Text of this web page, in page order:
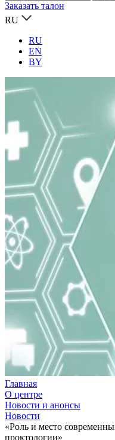
Заказать талон
RU
RU
EN
BY
Главная
О центре
Новости и анонсы
Новости
«Роль и место
проктологии»